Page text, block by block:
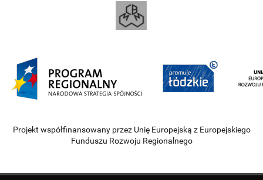
Projekt współfinansowany przez Unię Europejską z Europejskiego
Funduszu Rozwoju Regionalnego